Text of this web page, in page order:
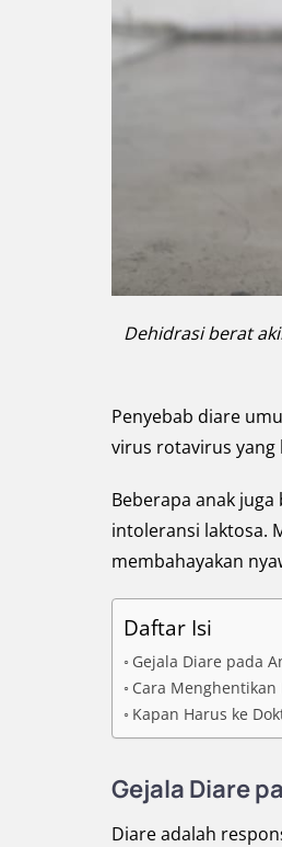
Dehidrasi berat
Penyebab diare
virus rotavirus yang
Beberapa anak
intoleransi laktosa.
membahayakan
Daftar Isi
Gejala Diare pada
Cara
Kapan Harus ke
Gejala Diare
Diare adalah